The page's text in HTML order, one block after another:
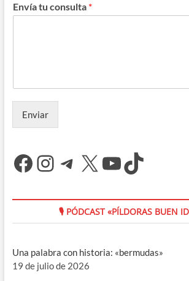
Envía tu consulta *
Enviar
Facebook
Instagram
Telegram
X YouTube
TikTok
🎙 PÓDCAST «PÍLDORAS BUEN
Una palabra con historia: «bermudas»
19 de julio de 2026